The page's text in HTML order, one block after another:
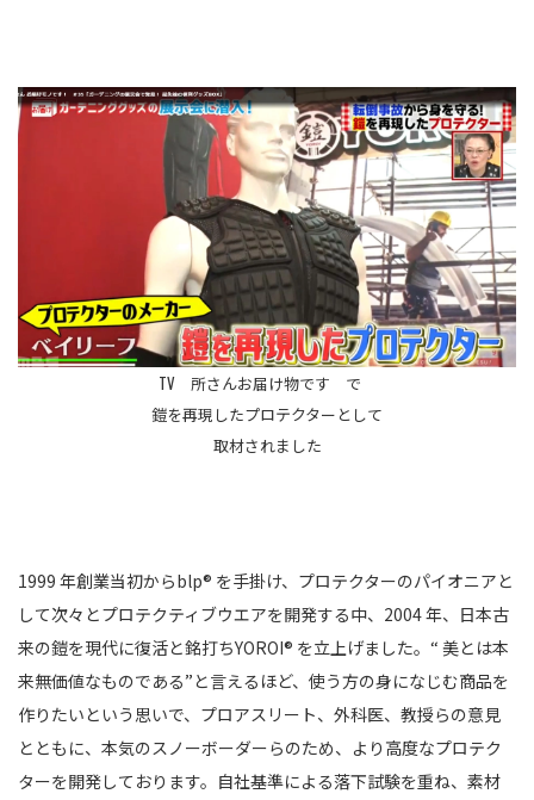
TV 所さんお届け物です で
鎧を再現したプロテクターとして
取材されました
1999 年創業当初からblp® を手掛け、プロテクターのパイオニアと
して次々とプロテクティブウエアを開発する中、2004 年、日本古
来の鎧を現代に復活と銘打ちYOROI® を立上げました。“ 美とは本
来無価値なものである”と言えるほど、使う方の身になじむ商品を
作りたいという思いで、プロアスリート、外科医、教授らの意見
とともに、本気のスノーボーダーらのため、より高度なプロテク
ターを開発しております。自社基準による落下試験を重ね、素材